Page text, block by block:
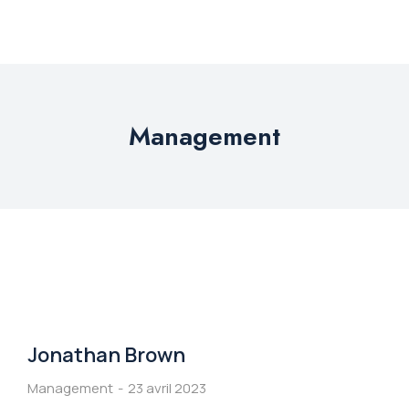
Management
Jonathan Brown
Management 23 avril 2023